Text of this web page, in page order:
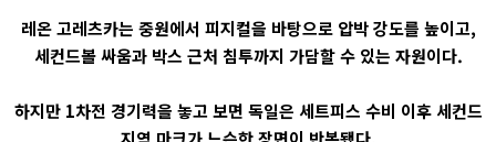
레온 고레츠카는 중원에서 피지컬을 바탕으로 압박 강도를 높이고,
세컨드볼 싸움과 박스 근처 침투까지 가담할 수 있는 자원이다.
하지만 1차전 경기력을 놓고 보면 독일은 세트피스 수비 이후 세컨드